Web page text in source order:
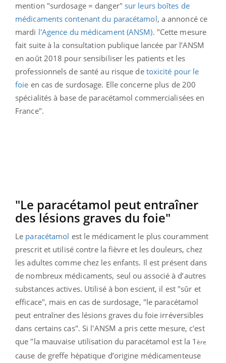
mention "surdosage = danger" sur leurs boîtes de
médicaments contenant du paracétamol, a annoncé ce
mardi l'Agence du médicament (ANSM). "Cette mesure
fait suite à la consultation publique lancée par l’ANSM
en août 2018 pour sensibiliser les patients et les
professionnels de santé au risque de toxicité pour le
foie en cas de surdosage. Elle concerne plus de 200
spécialités à base de paracétamol commercialisées en
France".
"Le paracétamol peut entraîner
des lésions graves du foie"
Le paracétamol est le médicament le plus couramment
prescrit et utilisé contre la fièvre et les douleurs, chez
les adultes comme chez les enfants. Il est présent dans
de nombreux médicaments, seul ou associé à d’autres
substances actives. Utilisé à bon escient, il est "sûr et
efficace", mais en cas de surdosage, "le paracétamol
peut entraîner des lésions graves du foie irréversibles
dans certains cas". Si l'ANSM a pris cette mesure, c'est
que "la mauvaise utilisation du paracétamol est la 1ère
cause de greffe hépatique d’origine médicamenteuse